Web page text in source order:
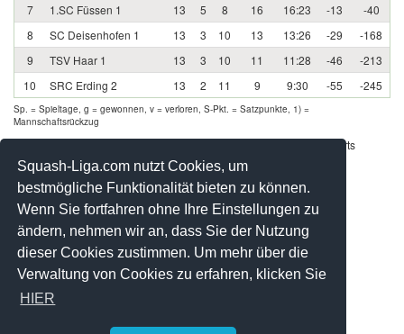
Squash-Liga.com nutzt Cookies, um
bestmögliche Funktionalität bieten zu können.
Wenn Sie fortfahren ohne Ihre Einstellungen zu
ändern, nehmen wir an, dass Sie der Nutzung
dieser Cookies zustimmen. Um mehr über die
Verwaltung von Cookies zu erfahren, klicken Sie
HIER
7 1.SC Füssen 1 13 5 8 16 16:23 -13
-40
8
SC Deisenhofen 1 13 3 10 13 13:26 -29
-168
9
TSV Haar 1 13 3 10 11 11:28 -46
-213
10
SRC Erding 2 13 2 11 9 9:30 -55 -245
Sp. = Spieltage, g = gewonnen, v = verloren, S-Pkt. = Satzpunkte, 1) =
Mannschaftsrückzug
Werbung - Offizielle Pool Partner des deutschen Squashsports